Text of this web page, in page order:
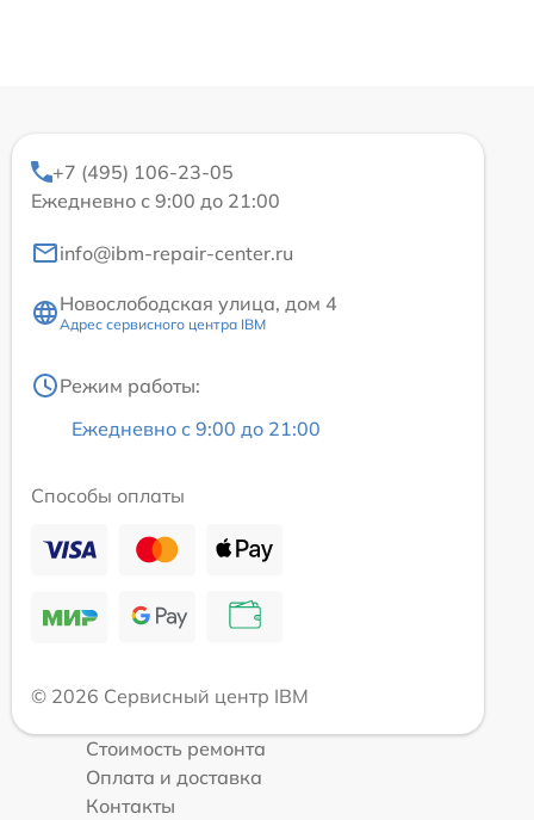
+7 (495) 106-23-05
Ежедневно с 9:00 до 21:00
info@ibm-repair-center.ru
Новослободская улица, дом 4
Адрес сервисного центра IBM
Режим работы:
Ежедневно с 9:00 до 21:00
Способы оплаты
© 2026 Сервисный центр IBM
Стоимость ремонта
Оплата и доставка
Контакты